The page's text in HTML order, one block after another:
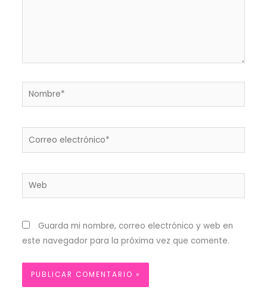
Nombre*
Correo
Web
Guarda mi nombre, correo electrónico y web en
este navegador para la próxima vez que comente.